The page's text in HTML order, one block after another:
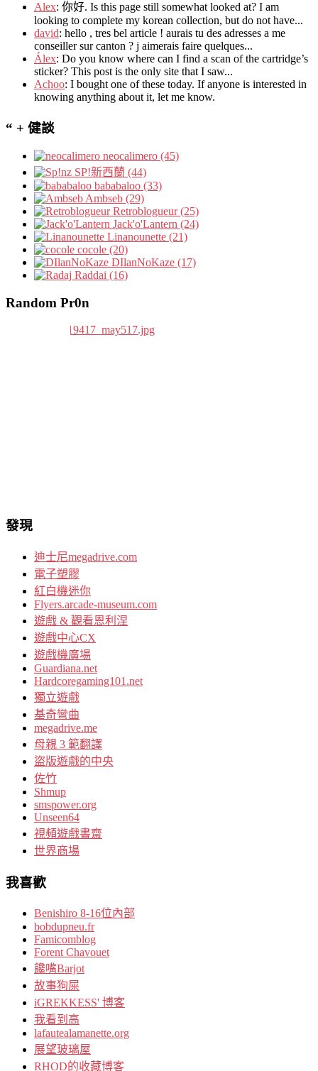
Alex: 你好. Is this page still somewhat looked at? I am
looking to complete my korean collection, but do not have...
david: hello , tres bel article ! aurais tu des adresses a me
conseiller sur canton ? j aimerais faire quelques...
Álex: Do you know where can I find a scan of the cartridge’s
sticker? This post is the only site that I saw...
Achoo: I bought one of these today. If anyone is interested in
knowing anything about it, let me know.
“ + 健談
neocalimero (45)
SP!新西蘭 (44)
bababaloo (33)
Ambseb (29)
Retroblogueur (25)
Jack'o'Lantern (24)
Linanounette (21)
cocole (20)
DIlanNoKaze (17)
Raddai (16)
Random Pr0n
發現
迪士尼megadrive.com
電子塑膠
紅白機迷你
Flyers.arcade-museum.com
遊戲 & 觀看恩利涅
遊戲中心CX
遊戲機廣場
Guardiana.net
Hardcoregaming101.net
獨立遊戲
基奇彎曲
megadrive.me
母親 3 範翻譯
盜版遊戲的中央
佐竹
Shmup
smspower.org
Unseen64
視頻遊戲書齋
世界商場
我喜歡
Benishiro 8-16位內部
bobdupneu.fr
Famicomblog
Forent Chavouet
饞嘴Barjot
故事狗屎
iGREKKESS' 博客
我看到高
lafautealamanette.org
展望玻璃屋
RHOD的收藏博客